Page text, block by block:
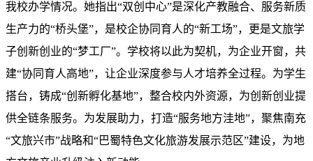
我校办学情况。她指出“双创中心”是深化产教融合、服务新质
生产力的“桥头堡”，是校企协同育人的“新工场”，更是文旅学
子创新创业的“梦工厂”。学校将以此为契机，为企业开窗，共
建“协同育人高地”，让企业深度参与人才培养全过程。为学生
搭台，铸成“创新孵化基地”，整合校内外资源，为创新创业提
供全链条服务。为发展助力，打造“服务地方洼地”，聚焦南充
“文旅兴市”战略和“巴蜀特色文化旅游发展示范区”建设，为地